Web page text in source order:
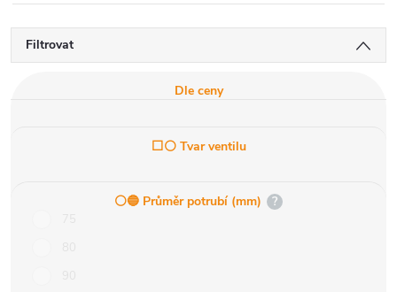
Filtrovat
Dle ceny
⬜⚪ Tvar ventilu
⚪️🔵 Průměr potrubí (mm) ?